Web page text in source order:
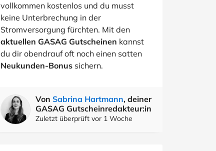
vollkommen kostenlos und du musst
keine Unterbrechung in der
Stromversorgung fürchten. Mit den
aktuellen GASAG Gutscheinen kannst
du dir obendrauf oft noch einen satten
Neukunden-Bonus sichern.
Von Sabrina Hartmann, deiner
GASAG Gutscheinredakteur:in
Zuletzt überprüft vor 1 Woche